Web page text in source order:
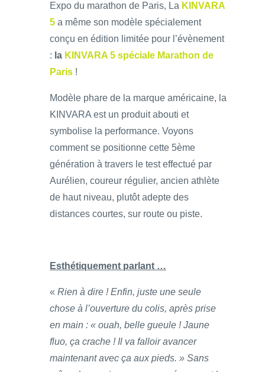
Expo du marathon de Paris, La KINVARA
5 a même son modèle spécialement
conçu en édition limitée pour l’évènement
: la KINVARA 5 spéciale Marathon de
Paris !
Modèle phare de la marque américaine, la
KINVARA est un produit abouti et
symbolise la performance. Voyons
comment se positionne cette 5ème
génération à travers le test effectué par
Aurélien, coureur régulier, ancien athlète
de haut niveau, plutôt adepte des
distances courtes, sur route ou piste.
Esthétiquement parlant …
« Rien à dire ! Enfin, juste une seule
chose à l’ouverture du colis, après prise
en main : « ouah, belle gueule ! Jaune
fluo, ça crache ! Il va falloir avancer
maintenant avec ça aux pieds. » Sans